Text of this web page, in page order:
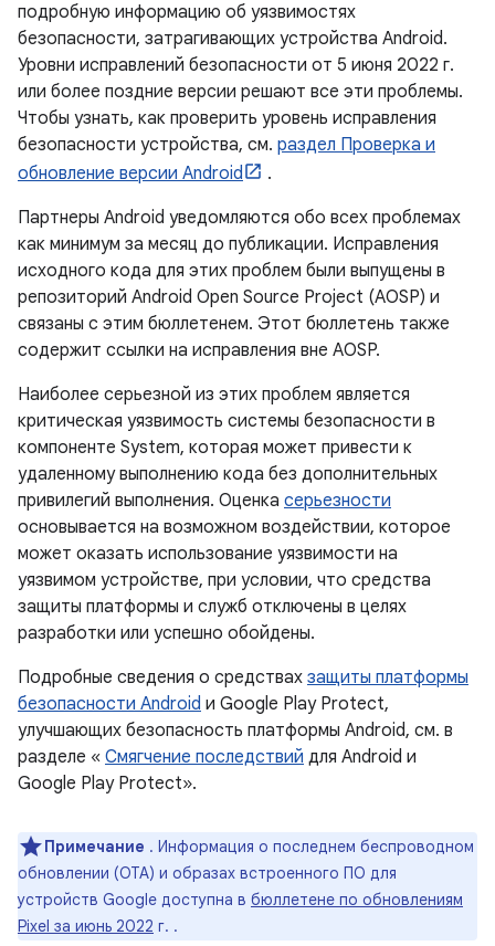
подробную информацию об уязвимостях
безопасности, затрагивающих устройства Android.
Уровни исправлений безопасности от 5 июня 2022 г.
или более поздние версии решают все эти проблемы.
Чтобы узнать, как проверить уровень исправления
безопасности устройства, см. раздел Проверка и
обновление версии Android
.
Партнеры Android уведомляются обо всех проблемах
как минимум за месяц до публикации. Исправления
исходного кода для этих проблем были выпущены в
репозиторий Android Open Source Project (AOSP) и
связаны с этим бюллетенем. Этот бюллетень также
содержит ссылки на исправления вне AOSP.
Наиболее серьезной из этих проблем является
критическая уязвимость системы безопасности в
компоненте System, которая может привести к
удаленному выполнению кода без дополнительных
привилегий выполнения. Оценка серьезности
основывается на возможном воздействии, которое
может оказать использование уязвимости на
уязвимом устройстве, при условии, что средства
защиты платформы и служб отключены в целях
разработки или успешно обойдены.
Подробные сведения о средствах защиты платформы
безопасности Android и Google Play Protect,
улучшающих безопасность платформы Android, см. в
разделе « Смягчение последствий для Android и
Google Play Protect».
Примечание . Информация о последнем беспроводном
обновлении (OTA) и образах встроенного ПО для
устройств Google доступна в бюллетене по обновлениям
Pixel за июнь 2022 г. .